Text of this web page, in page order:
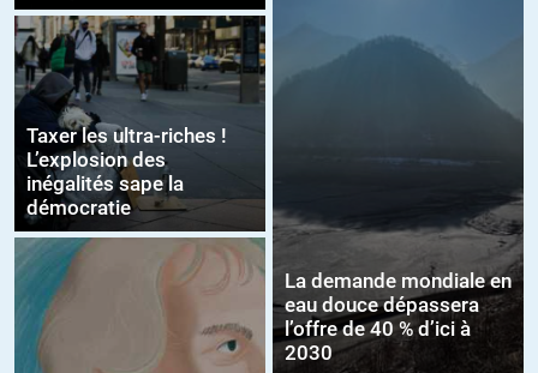
Taxer les ultra-riches !
L’explosion des
inégalités sape la
démocratie
La demande mondiale en
eau douce dépassera
l’offre de 40 % d’ici à
2030